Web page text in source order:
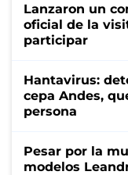
Lanzaron un
oficial de la
participar
Hantavirus:
cepa Andes,
persona
Pesar por la
modelos